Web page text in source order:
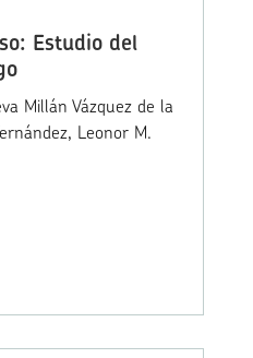
Estudio del
Millán Vázquez de la
Leonor M.